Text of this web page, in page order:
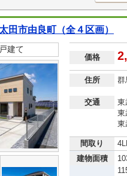
田市由良町（全４区画）
建て
価格
住所 群
交通
東
東
東
間取り
建物面積